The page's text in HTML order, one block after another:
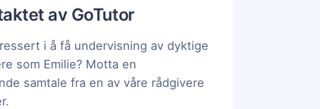
av GoTutor
i å få undervisning av dyktige
som Emilie? Motta en
samtale fra en av våre rådgivere